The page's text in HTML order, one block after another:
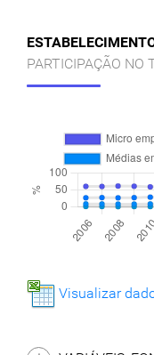
PARTICIPAÇÃO NO
Visualizar